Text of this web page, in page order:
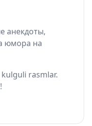
анекдоты,
юмора на
rasmlar.